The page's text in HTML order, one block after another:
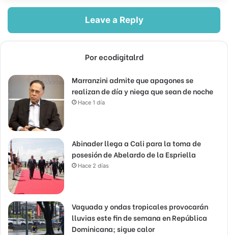
Leave a Reply
Por ecodigitalrd
Marranzini admite que apagones se
realizan de día y niega que sean de noche
Hace 1 día
Abinader llega a Cali para la toma de
posesión de Abelardo de la Espriella
Hace 2 días
Vaguada y ondas tropicales provocarán
lluvias este fin de semana en República
Dominicana; sigue calor